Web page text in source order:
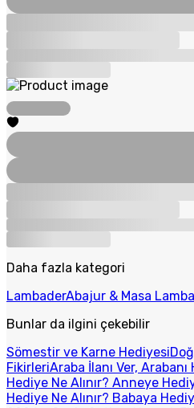
Daha fazla kategori
LambaderAbajur & Masa
Bunlar da ilgini çekebilir
Sömestir ve Karne Hediyesi
FikirleriAraba İlanı Ver, Arabanı
Hediye Ne Alınır? Anneye
Hediye Ne Alınır? Babaya